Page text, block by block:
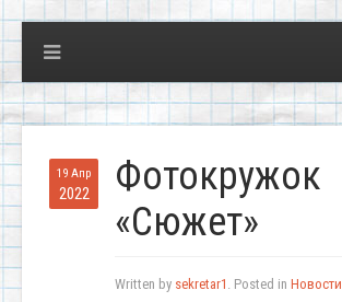
19 Апр
2022
Фотокружок
«Сюжет»
Written by sekretar1 . Posted in Новости